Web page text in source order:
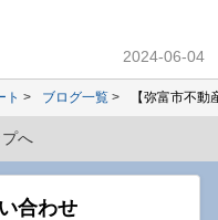
2024-06-04
ト ブログ一覧 【弥富市不
へ
合わせ